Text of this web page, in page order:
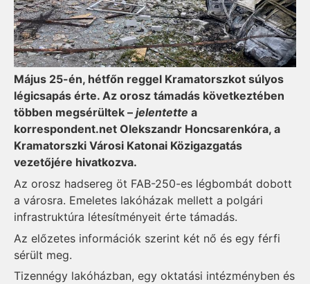
Május 25-én, hétfőn reggel Kramatorszkot súlyos
légicsapás érte. Az orosz támadás következtében
többen megsérültek – jelentette a
korrespondent.net Olekszandr Honcsarenkóra, a
Kramatorszki Városi Katonai Közigazgatás
vezetőjére hivatkozva.
Az orosz hadsereg öt FAB-250-es légbombát dobott
a városra. Emeletes lakóházak mellett a polgári
infrastruktúra létesítményeit érte támadás.
Az előzetes információk szerint két nő és egy férfi
sérült meg.
Tizennégy lakóházban, egy oktatási intézményben és